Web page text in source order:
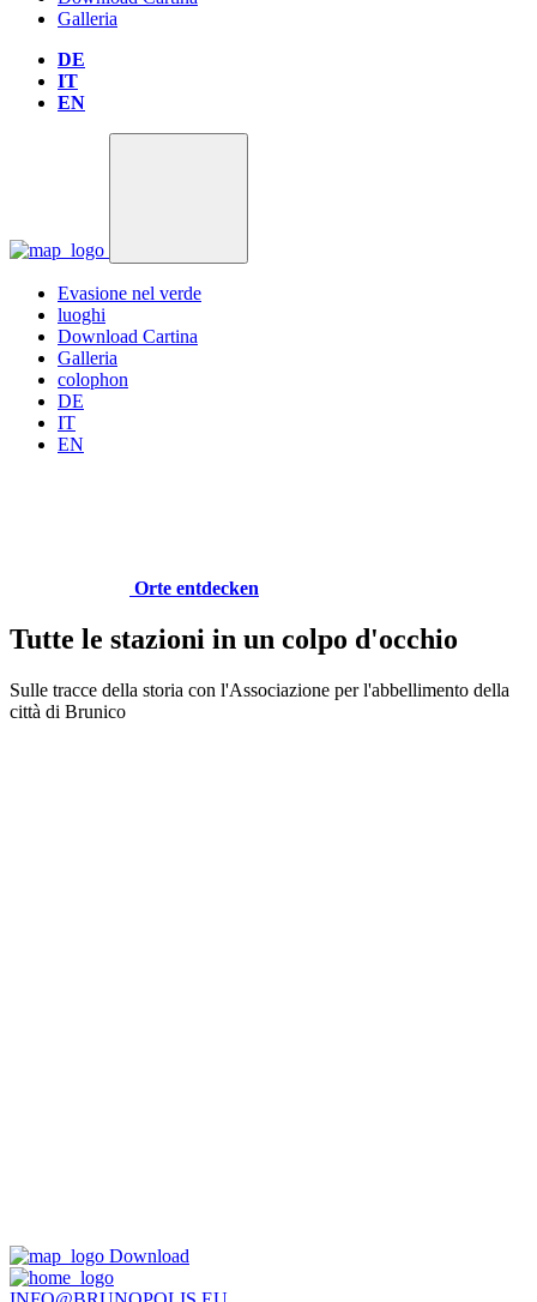
Galleria
DE
IT
EN
Evasione nel verde
luoghi
Download Cartina
Galleria
colophon
DE
IT
EN
Orte entdecken
Tutte le stazioni in un colpo d'occhio
Sulle tracce della storia con l'Associazione per l'abbellimento della
città di Brunico
Download